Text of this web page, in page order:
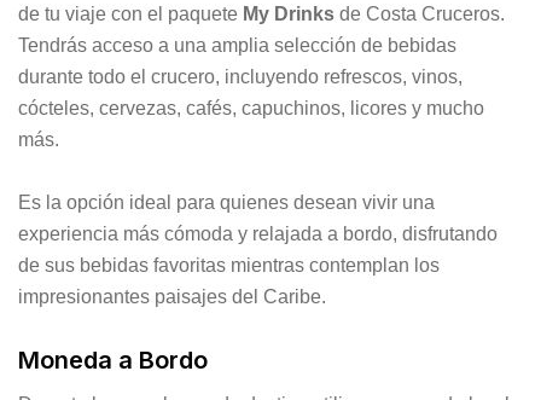
de tu viaje con el paquete My Drinks de Costa Cruceros.
Tendrás acceso a una amplia selección de bebidas
durante todo el crucero, incluyendo refrescos, vinos,
cócteles, cervezas, cafés, capuchinos, licores y mucho
más.
Es la opción ideal para quienes desean vivir una
experiencia más cómoda y relajada a bordo, disfrutando
de sus bebidas favoritas mientras contemplan los
impresionantes paisajes del Caribe.
Moneda a Bordo